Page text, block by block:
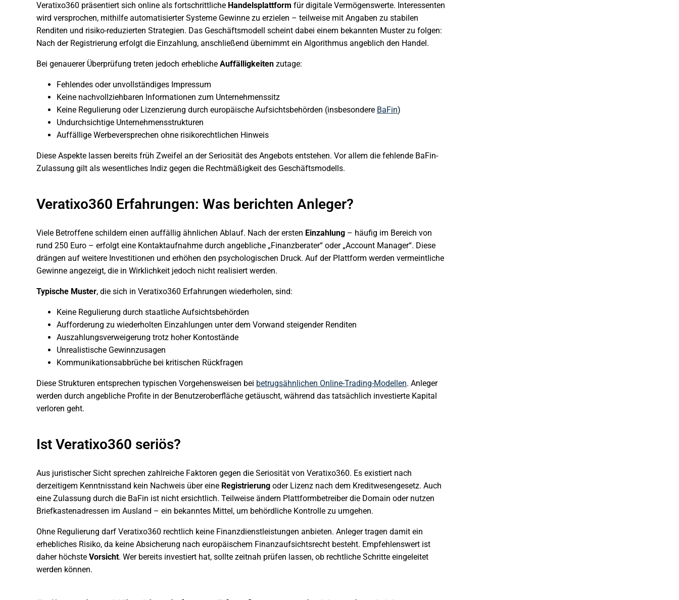
Veratixo360 präsentiert sich online als fortschrittliche Handelsplattform für digitale Vermögenswerte. Interessenten
wird versprochen, mithilfe automatisierter Systeme Gewinne zu erzielen – teilweise mit Angaben zu stabilen
Renditen und risiko-reduzierten Strategien. Das Geschäftsmodell scheint dabei einem bekannten Muster zu folgen:
Nach der Registrierung erfolgt die Einzahlung, anschließend übernimmt ein Algorithmus angeblich den Handel.
Bei genauerer Überprüfung treten jedoch erhebliche Auffälligkeiten zutage:
Fehlendes oder unvollständiges Impressum
Keine nachvollziehbaren Informationen zum Unternehmenssitz
Keine Regulierung oder Lizenzierung durch europäische Aufsichtsbehörden (insbesondere BaFin)
Undurchsichtige Unternehmensstrukturen
Auffällige Werbeversprechen ohne risikorechtlichen Hinweis
Diese Aspekte lassen bereits früh Zweifel an der Seriosität des Angebots entstehen. Vor allem die fehlende BaFin-
Zulassung gilt als wesentliches Indiz gegen die Rechtmäßigkeit des Geschäftsmodells.
Veratixo360 Erfahrungen: Was berichten Anleger?
Viele Betroffene schildern einen auffällig ähnlichen Ablauf. Nach der ersten Einzahlung – häufig im Bereich von
rund 250 Euro – erfolgt eine Kontaktaufnahme durch angebliche „Finanzberater“ oder „Account Manager“. Diese
drängen auf weitere Investitionen und erhöhen den psychologischen Druck. Auf der Plattform werden vermeintliche
Gewinne angezeigt, die in Wirklichkeit jedoch nicht realisiert werden.
Typische Muster, die sich in Veratixo360 Erfahrungen wiederholen, sind:
Keine Regulierung durch staatliche Aufsichtsbehörden
Aufforderung zu wiederholten Einzahlungen unter dem Vorwand steigender Renditen
Auszahlungsverweigerung trotz hoher Kontostände
Unrealistische Gewinnzusagen
Kommunikationsabbrüche bei kritischen Rückfragen
Diese Strukturen entsprechen typischen Vorgehensweisen bei betrugsähnlichen Online-Trading-Modellen. Anleger
werden durch angebliche Profite in der Benutzeroberfläche getäuscht, während das tatsächlich investierte Kapital
verloren geht.
Ist Veratixo360 seriös?
Aus juristischer Sicht sprechen zahlreiche Faktoren gegen die Seriosität von Veratixo360. Es existiert nach
derzeitigem Kenntnisstand kein Nachweis über eine Registrierung oder Lizenz nach dem Kreditwesengesetz. Auch
eine Zulassung durch die BaFin ist nicht ersichtlich. Teilweise ändern Plattformbetreiber die Domain oder nutzen
Briefkastenadressen im Ausland – ein bekanntes Mittel, um behördliche Kontrolle zu umgehen.
Ohne Regulierung darf Veratixo360 rechtlich keine Finanzdienstleistungen anbieten. Anleger tragen damit ein
erhebliches Risiko, da keine Absicherung nach europäischem Finanzaufsichtsrecht besteht. Empfehlenswert ist
daher höchste Vorsicht. Wer bereits investiert hat, sollte zeitnah prüfen lassen, ob rechtliche Schritte eingeleitet
werden können.